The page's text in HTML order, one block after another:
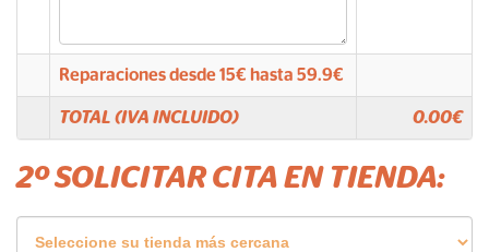
Reparaciones desde15€ hasta 59.9€
TOTAL (IVA INCLUIDO) 0.00€
2º SOLICITAR CITA EN TIENDA: